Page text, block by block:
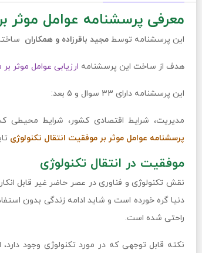
معرفی پرسشنامه عوامل موثر
این پرسشنامه توسط مجید باقرزاده و همکاران
هدف از ساخت این پرسشنامه ارزیابی عوامل موثر
این پرسشنامه دارای 33 سوال و 5 بعد:
مدیریت، شرايط اقتصادی كشور، شرایط محیطی
پرسشنامه عوامل موثر بر موفقیت انتقال تكنولوژی
موفقیت در انتقال تکنولوژی
نقش تکنولوژی و فناوری در عصر حاضر غیر قابل
دنیا گره خورده است و شاید ادامه زندگی بدون
راحتی شده است.
نکته قابل توجهی که در مورد تکنولوژی وجود دارد،